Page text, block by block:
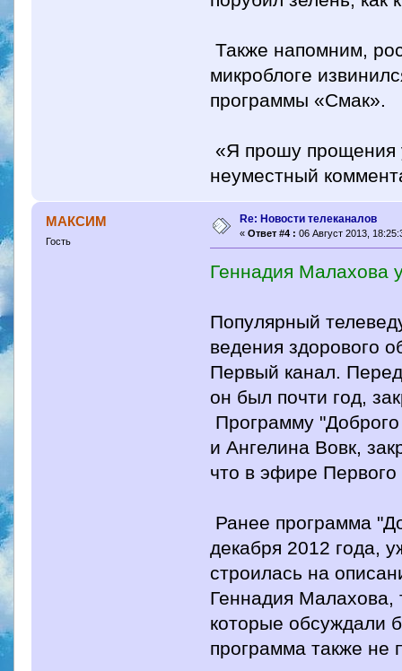
Также напомним,
микроблоге
программы «Смак».
«Я прошу прощения
неуместный
МАКСИМ
Гость
Re: Новости телеканалов
« Ответ #4 : 06 Август 2013,
Геннадия Малахова
Популярный
ведения здорового
Первый канал.
он был почти год,
Программу
и Ангелина Вовк,
что в эфире
Ранее программа
декабря 2012 года,
строилась на
Геннадия Малахова,
которые обсуждали
программа также не